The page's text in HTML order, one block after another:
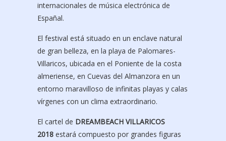
internacionales de música electrónica de
Españal.
El festival está situado en un enclave natural
de gran belleza, en la playa de Palomares-
Villaricos, ubicada en el Poniente de la costa
almeriense, en Cuevas del Almanzora en un
entorno maravilloso de infinitas playas y calas
vírgenes con un clima extraordinario.
El cartel de DREAMBEACH VILLARICOS
2018 estará compuesto por grandes figuras